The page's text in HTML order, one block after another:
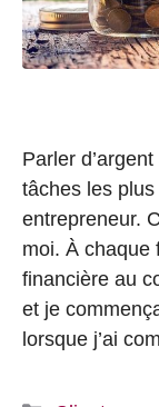
Parler
tâches les
entrepreneur.
moi. À chaque
financière au
et je
lorsque j’ai